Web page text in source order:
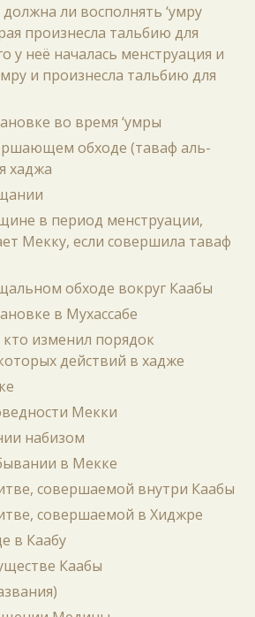
ли восполнять ‘умру
произнесла тальбию для
у неё началась менструация и
и произнесла тальбию для
во время ‘умры
обходе (таваф аль-
хаджа
в период менструации,
Мекку, если совершила таваф
обходе вокруг Каабы
в Мухассабе
изменил порядок
действий в хадже
Мекки
набизом
в Мекке
совершаемой внутри Каабы
совершаемой в Хиджре
в Каабу
Каабы